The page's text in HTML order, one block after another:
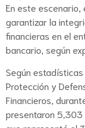
En este escenario,
garantizar la
financieras en el
bancario, según
Según estadísticas
Protección y
Financieros,
presentaron 5,303